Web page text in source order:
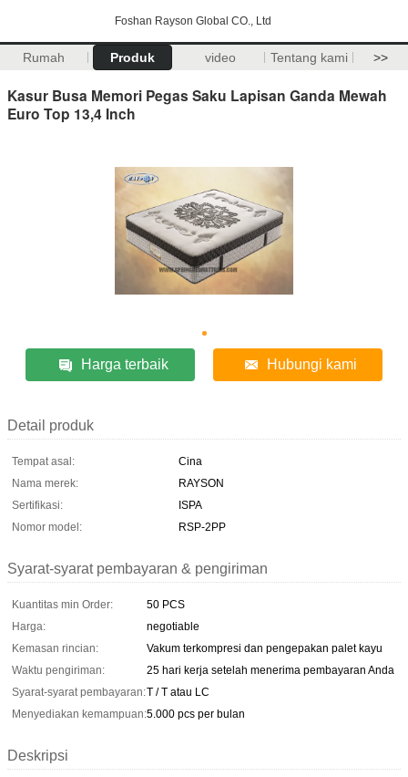
Foshan Rayson Global CO., Ltd
Rumah Produk video Tentang kami >>
Kasur Busa Memori Pegas Saku Lapisan Ganda Mewah
Euro Top 13,4 Inch
Harga terbaik Hubungi kami
Detail produk
Tempat asal:
Cina
Nama merek:
RAYSON
Sertifikasi:
ISPA
Nomor model:
RSP-2PP
Syarat-syarat pembayaran & pengiriman
Kuantitas min Order:
50 PCS
Harga:
negotiable
Kemasan rincian:
Vakum terkompresi dan pengepakan palet kayu
Waktu pengiriman:
25 hari kerja setelah menerima pembayaran Anda
Syarat-syarat pembayaran:T / T atau LC
Menyediakan kemampuan:5.000 pcs per bulan
Deskripsi